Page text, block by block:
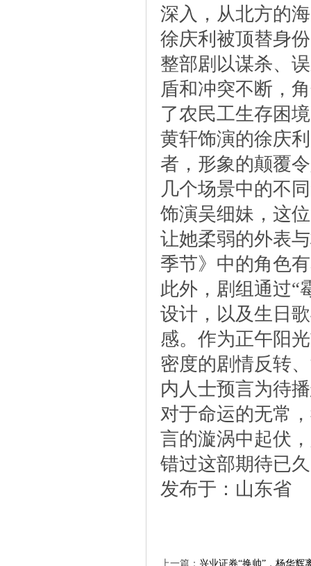
深入，从北方的
徐庆利被顶替身
整部剧以谋杀、
盾和冲突不断，
了农民工生存困
黄轩饰演的徐庆
者，形象的颠覆
几个场景中的不
饰演吴细妹，这
让她柔弱的外表
季节》中的角色
此外，剧组通过“
设计，以及生日
感。作为正午阳
密度的剧情反转
内人士预言为待
对于命运的无常
言的漩涡中起伏
错过这部期待已
发布于：山东省
上一篇： 兴业证券“换帅”，杨华辉